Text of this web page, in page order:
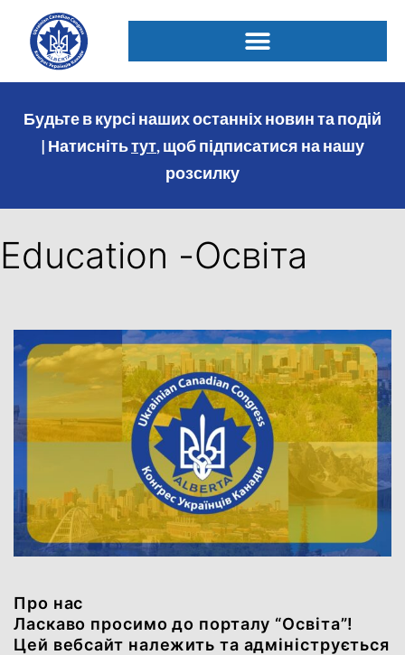
Будьте в курсі наших останніх новин та подій
| Натиснітьтут, щоб підписатися на нашу
розсилку
Education -Освіта
Про нас
Ласкаво просимо до порталу “Освіта”!
Цей вебсайт належить та адмініструється